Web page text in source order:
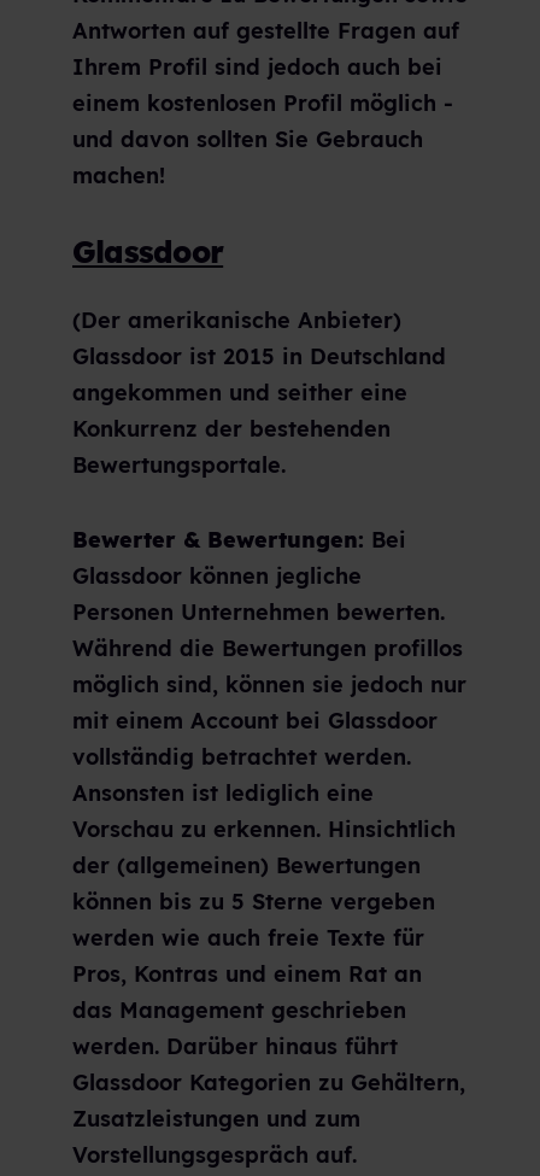
Antworten auf gestellte Fragen auf
Ihrem Profil sind jedoch auch bei
einem kostenlosen Profil möglich -
und davon sollten Sie Gebrauch
machen!
Glassdoor
(Der amerikanische Anbieter)
Glassdoor ist 2015 in Deutschland
angekommen und seither eine
Konkurrenz der bestehenden
Bewertungsportale.
Bewerter & Bewertungen: Bei
Glassdoor können jegliche
Personen Unternehmen bewerten.
Während die Bewertungen profillos
möglich sind, können sie jedoch nur
mit einem Account bei Glassdoor
vollständig betrachtet werden.
Ansonsten ist lediglich eine
Vorschau zu erkennen. Hinsichtlich
der (allgemeinen) Bewertungen
können bis zu 5 Sterne vergeben
werden wie auch freie Texte für
Pros, Kontras und einem Rat an
das Management geschrieben
werden. Darüber hinaus führt
Glassdoor Kategorien zu Gehältern,
Zusatzleistungen und zum
Vorstellungsgespräch auf.